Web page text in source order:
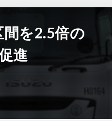
を2.5倍の
進